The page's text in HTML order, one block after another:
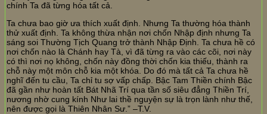
chính Ta đã từng hóa tất cả.
Ta chưa bao giờ ưa thích xuất định. Nhưng Ta thường hóa thành
thử xuất định. Ta không thừa nhận nơi chốn Nhập định nhưng Ta
sáng soi Thường Tịch Quang trở thành Nhập Định. Ta chưa hề có
nơi chốn nào là Chánh hay Tà, vì đã từng ra vào các cõi, nơi này
có thì nơi nọ không, chốn này đồng thời chốn kia thiếu, thành ra
chỗ này một môn chỗ kia một khóa. Do đó mà tất cả Ta chưa hề
nghĩ đến tu cầu, Ta chỉ tu sợ vấp chấp. Bậc Tam Thiền chính Bậc
đã gần như hoàn tất Bát Nhã Trí qua tần số siêu đẳng Thiền Trí,
nương nhờ cung kính Như lai thề nguyện sự là trọn lành như thế,
nên được gọi là Thiên Nhân Sư.” –T.V.